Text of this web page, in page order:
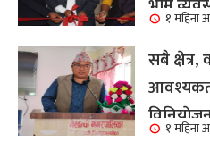
भूमि
कार्य सम्पन्न
१ महिना
सबै क्षेत्र,
तामाङ
१ महिना